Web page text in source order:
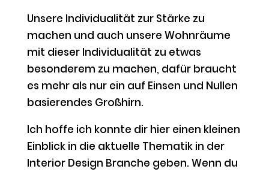
Unsere Individualität zur Stärke zu
machen und auch unsere Wohnräume
mit dieser Individualität zu etwas
besonderem zu machen, dafür braucht
es mehr als nur ein auf Einsen und Nullen
basierendes Großhirn.
Ich hoffe ich konnte dir hier einen kleinen
Einblick in die aktuelle Thematik in der
Interior Design Branche geben. Wenn du